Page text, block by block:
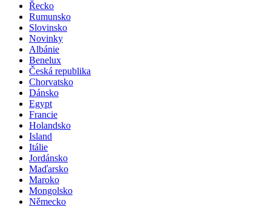
Nizozemsko
Řecko
Rumunsko
Slovinsko
Novinky
Albánie
Benelux
Česká republika
Chorvatsko
Dánsko
Egypt
Francie
Holandsko
Island
Itálie
Jordánsko
Maďarsko
Maroko
Mongolsko